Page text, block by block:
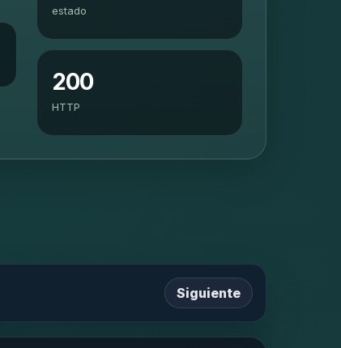
estado
200
HTTP
Siguiente